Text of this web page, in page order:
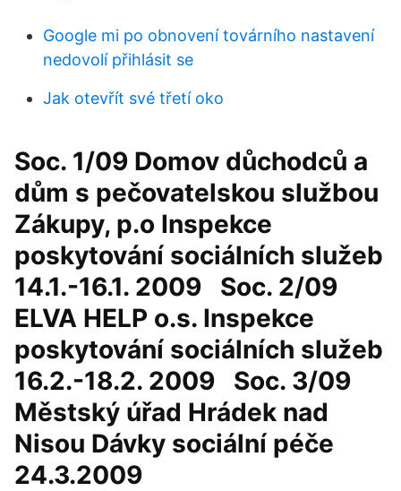
Google mi po obnovení továrního nastavení
nedovolí přihlásit se
Jak otevřít své třetí oko
Soc. 1/09 Domov důchodců a
dům s pečovatelskou službou
Zákupy, p.o Inspekce
poskytování sociálních služeb
14.1.-16.1. 2009 ￻ ￹ Soc. 2/09
ELVA HELP o.s. Inspekce
poskytování sociálních služeb
16.2.-18.2. 2009 ￻ ￹ Soc. 3/09
Městský úřad Hrádek nad
Nisou Dávky sociální péče
24.3.2009 ￻ ￹